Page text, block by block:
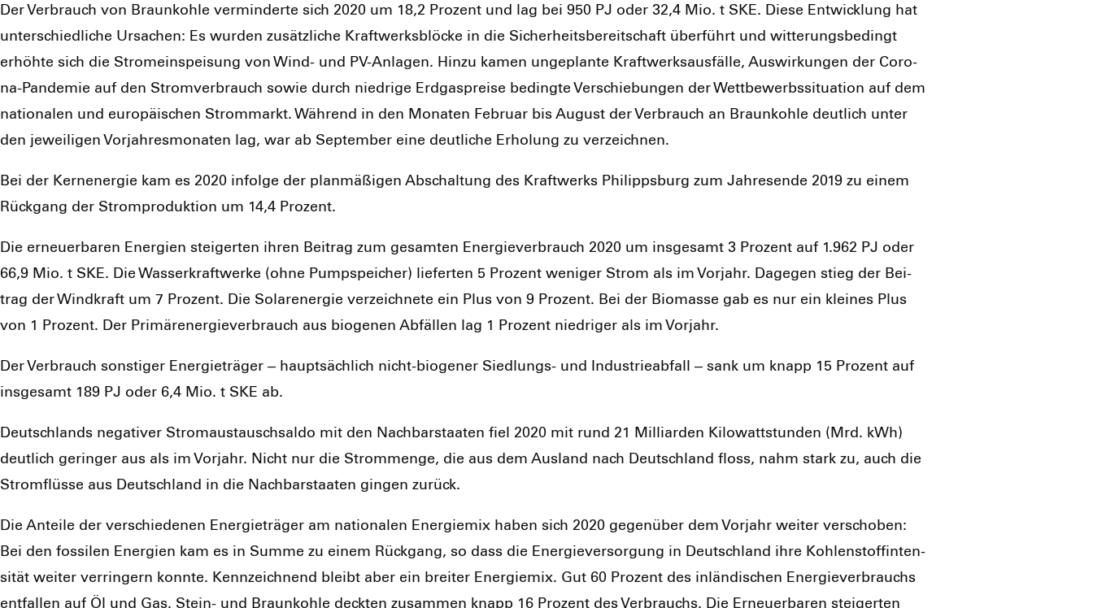
Der Ver­brauch von Braun­koh­le ver­min­der­te sich 2020 um 18,2 Pro­zent und lag bei 950 PJ oder 32,4 Mio. t SKE. Die­se Ent­wick­lung hat
unter­schied­li­che Ursa­chen: Es wur­den zusätz­li­che Kraft­werks­blö­cke in die Sicher­heits­be­reit­schaft über­führt und wit­te­rungs­be­dingt
erhöh­te sich die Strom­ein­spei­sung von Wind- und PV-Anla­gen. Hin­zu kamen unge­plan­te Kraft­werks­aus­fäl­le, Aus­wir­kun­gen der Coro­
na-Pan­de­mie auf den Strom­ver­brauch sowie durch nied­ri­ge Erd­gas­prei­se beding­te Ver­schie­bun­gen der Wett­be­werbs­si­tua­ti­on auf dem
natio­na­len und euro­päi­schen Strom­markt. Wäh­rend in den Mona­ten Febru­ar bis August der Ver­brauch an Braun­koh­le deut­lich unter
den jewei­li­gen Vor­jah­res­mo­na­ten lag, war ab Sep­tem­ber eine deut­li­che Erho­lung zu ver­zeich­nen.
Bei der Kern­ener­gie kam es 2020 infol­ge der plan­mä­ßi­gen Abschal­tung des Kraft­werks Phil­ipps­burg zum Jah­res­en­de 2019 zu einem
Rück­gang der Strom­pro­duk­ti­on um 14,4 Pro­zent.
Die erneu­er­ba­ren Ener­gien stei­ger­ten ihren Bei­trag zum gesam­ten Ener­gie­ver­brauch 2020 um ins­ge­samt 3 Pro­zent auf 1.962 PJ oder
66,9 Mio. t SKE. Die Was­ser­kraft­wer­ke (ohne Pump­spei­cher) lie­fer­ten 5 Pro­zent weni­ger Strom als im Vor­jahr. Dage­gen stieg der Bei­
trag der Wind­kraft um 7 Pro­zent. Die Solar­ener­gie ver­zeich­ne­te ein Plus von 9 Pro­zent. Bei der Bio­mas­se gab es nur ein klei­nes Plus
von 1 Pro­zent. Der Pri­mär­ener­gie­ver­brauch aus bio­ge­nen Abfäl­len lag 1 Pro­zent nied­ri­ger als im Vor­jahr.
Der Ver­brauch sons­ti­ger Ener­gie­trä­ger – haupt­säch­lich nicht-bio­ge­ner Sied­lungs- und Indus­trie­ab­fall – sank um knapp 15 Pro­zent auf
ins­ge­samt 189 PJ oder 6,4 Mio. t SKE ab.
Deutsch­lands nega­ti­ver Strom­aus­tausch­sal­do mit den Nach­bar­staa­ten fiel 2020 mit rund 21 Mil­li­ar­den Kilo­watt­stun­den (Mrd. kWh)
deut­lich gerin­ger aus als im Vor­jahr. Nicht nur die Strom­men­ge, die aus dem Aus­land nach Deutsch­land floss, nahm stark zu, auch die
Strom­flüs­se aus Deutsch­land in die Nach­bar­staa­ten gin­gen zurück.
Die Antei­le der ver­schie­de­nen Ener­gie­trä­ger am natio­na­len Ener­gie­mix haben sich 2020 gegen­über dem Vor­jahr wei­ter ver­scho­ben:
Bei den fos­si­len Ener­gien kam es in Sum­me zu einem Rück­gang, so dass die Ener­gie­ver­sor­gung in Deutsch­land ihre Koh­len­stoff­in­ten­
si­tät wei­ter ver­rin­gern konn­te. Kenn­zeich­nend bleibt aber ein brei­ter Ener­gie­mix. Gut 60 Pro­zent des inlän­di­schen Ener­gie­ver­brauchs
ent­fal­len auf Öl und Gas. Stein- und Braun­koh­le deck­ten zusam­men knapp 16 Pro­zent des Ver­brauchs. Die Erneu­er­ba­ren stei­ger­ten